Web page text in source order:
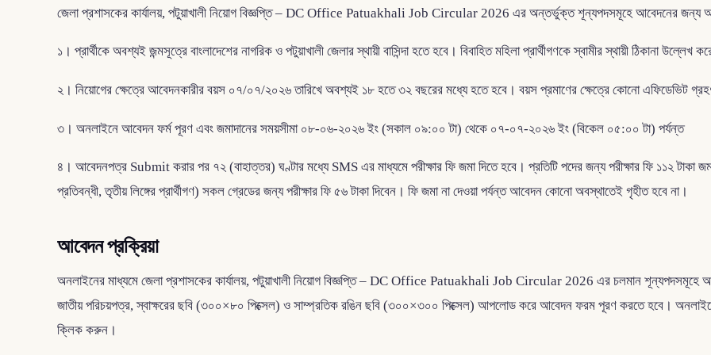
জেলা প্রশাসকের কার্যালয়, পটুয়াখালী নিয়োগ বিজ্ঞপ্তি – DC Office Patuakhali Job Circular 2026 এর অন্তর্ভুক্ত শূন্যপদসমূহে আবেদনের জন্য
১। প্রার্থীকে অবশ্যই জন্মসূত্রে বাংলাদেশের নাগরিক ও পটুয়াখালী জেলার স্থায়ী বাসিন্দা হতে হবে। বিবাহিত মহিলা প্রার্থীগণকে স্বামীর স্থায়ী ঠিকানা
২। নিয়োগের ক্ষেত্রে আবেদনকারীর বয়স ০৭/০৭/২০২৬ তারিখে অবশ্যই ১৮ হতে ৩২ বছরের মধ্যে হতে হবে। বয়স প্রমাণের ক্ষেত্রে কোনো এফিডেভিট
৩। অনলাইনে আবেদন ফর্ম পূরণ এবং জমাদানের সময়সীমা ০৮-০৬-২০২৬ ইং (সকাল ০৯:০০ টা) থেকে ০৭-০৭-২০২৬ ইং (বিকেল ০৫:০০ টা) পর্যন্ত
৪। আবেদনপত্র Submit করার পর ৭২ (বাহাত্তর) ঘণ্টার মধ্যে SMS এর মাধ্যমে পরীক্ষার ফি জমা দিতে হবে। প্রতিটি পদের জন্য পরীক্ষার ফি ১১২ টাকা
প্রতিবন্ধী, তৃতীয় লিঙ্গের প্রার্থীগণ) সকল গ্রেডের জন্য পরীক্ষার ফি ৫৬ টাকা দিবেন। ফি জমা না দেওয়া পর্যন্ত আবেদন কোনো অবস্থাতেই গৃহীত হবে না।
আবেদন প্রক্রিয়া
অনলাইনের মাধ্যমে জেলা প্রশাসকের কার্যালয়, পটুয়াখালী নিয়োগ বিজ্ঞপ্তি – DC Office Patuakhali Job Circular 2026 এর চলমান শূন্যপদসমূহে
জাতীয় পরিচয়পত্র, স্বাক্ষরের ছবি (৩০০×৮০ পিক্সেল) ও সাম্প্রতিক রঙিন ছবি (৩০০×৩০০ পিক্সেল) আপলোড করে আবেদন ফরম পূরণ করতে হবে।
ক্লিক করুন।